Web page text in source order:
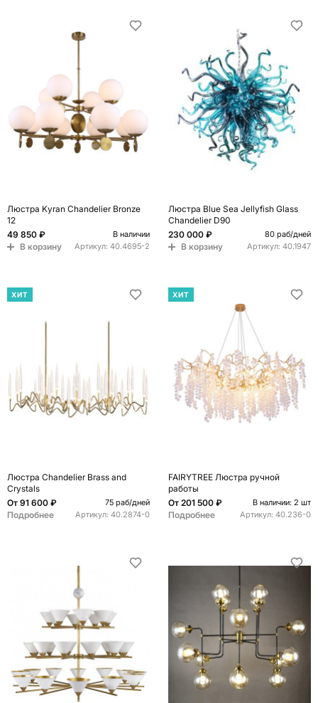
Люстра Kyran Chandelier Bronze
12
49 850 ₽
В наличии
В корзину Артикул: 40.4695-2
Люcтра Blue Sea Jellyfish Glass
Chandelier D90
230 000 ₽
80 раб/дней
В корзину Артикул: 40.1947
ХИТ
Люстра Chandelier Brass and
Crystals
От 91 600 ₽ 75 раб/дней
Подробнее Артикул: 40.2874-0
ХИТ
FAIRYTREE Люстра ручной
работы
От 201 500 ₽ В наличии: 2 шт
Подробнее Артикул: 40.236-0